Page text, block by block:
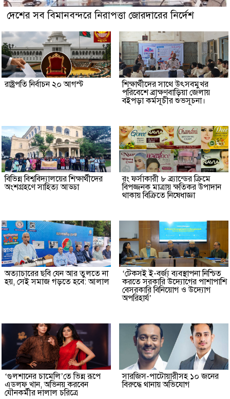
দেশের সব বিমানবন্দরে নিরাপত্তা জোরদারের নির্দেশ
রাষ্ট্রপতি নির্বাচন ২০ আগস্ট
শিক্ষার্থীদের সাথে উৎসবমুখর
পরিবেশে ব্রাক্ষণবাড়িয়া জেলায়
বইপড়া কর্মসূচীর শুভসূচনা।
বিভিন্ন বিশ্ববিদ্যালয়ের শিক্ষার্থীদের
অংশগ্রহণে সাহিত্য আড্ডা
রং ফর্সাকারী ৮ ব্র্যান্ডের ক্রিমে
বিপজ্জনক মাত্রায় ক্ষতিকর উপাদান
থাকায় বিক্রিতে নিষেধাজ্ঞা
অত্যাচারের ছবি যেন আর তুলতে না
হয়, সেই সমাজ গড়তে হবে: আলাল
‘টেকসই ই-বর্জ্য ব্যবস্থাপনা নিশ্চিত
করতে সরকারি উদ্যোগের পাশাপাশি
বেসরকারি বিনিয়োগ ও উদ্যোগ
অপরিহার্য’
‘গুলশানের চামেলি’তে ভিন্ন রূপে
এডলফ খান, অভিনয় করবেন
যৌনকর্মীর দালাল চরিত্রে
সারজিস-পাটোয়ারীসহ ১০ জনের
বিরুদ্ধে থানায় অভিযোগ